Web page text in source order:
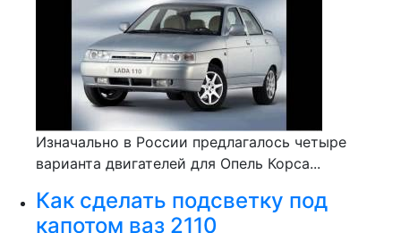
Изначально в России предлагалось четыре
варианта двигателей для Опель Корса...
Как сделать подсветку под
капотом ваз 2110